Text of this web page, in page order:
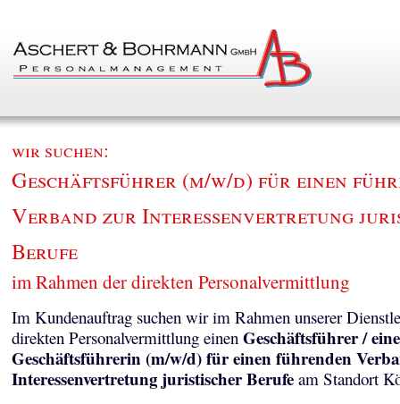
wir suchen:
Geschäftsführer (m/w/d) für einen
Verband zur Interessenvertretung
Berufe
im Rahmen der direkten Personalvermittlung
Im Kundenauftrag suchen wir im Rahmen unserer
direkten Personalvermittlung einen Geschäftsführer / eine
Geschäftsführerin (m/w/d) für einen führenden
Interessenvertretung juristischer Berufeam Standort